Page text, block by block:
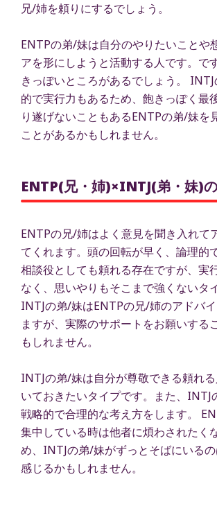
兄/姉を頼りにするでしょう。
ENTPの弟/妹は自分のやりたいことや
アを形にしようと活動する人です。で
きっぽいところがあるでしょう。
的で実行力もあるため、飽きっぽく最
り遂げないこともあるENTPの弟/妹を
ことがあるかもしれません。
ENTP(兄・姉)×INTJ(弟・妹)
ENTPの兄/姉はよく意見を聞き入れて
てくれます。頭の回転が早く、論理的
相談役としても頼れる存在ですが、実
なく、思いやりもそこまで強くないタ
INTJの弟/妹はENTPの兄/姉のアドバ
ますが、実際のサポートをお願いする
もしれません。
INTJの弟/妹は自分が尊敬できる頼れ
いておきたいタイプです。また、INTJ
戦略的で合理的な考え方をします。
集中している時は他者に煩わされたく
め、INTJの弟/妹がずっとそばにいる
感じるかもしれません。